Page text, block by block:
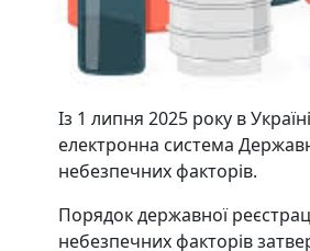
Із 1 липня 2025 року в
електронна система
небезпечних факторів.
Порядок державної
небезпечних факторів